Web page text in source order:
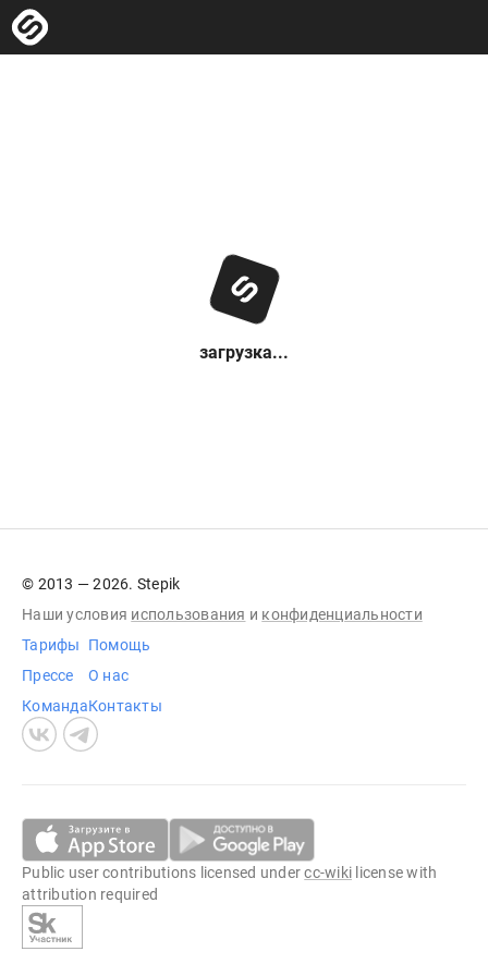
загрузка...
© 2013 — 2026. Stepik
Наши условия использования и конфиденциальности
Тарифы
Прессе
Команда
Помощь
О нас
Контакты
Public user contributions licensed undercc-wiki license with
attribution required